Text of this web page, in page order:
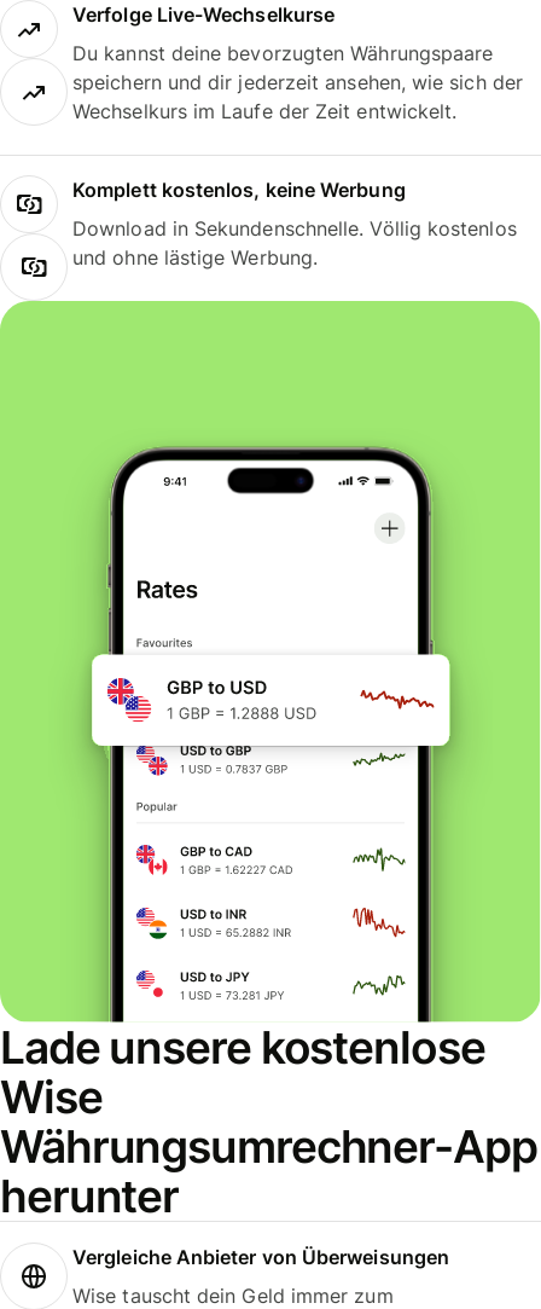
Verfolge Live-Wechselkurse
Du kannst deine bevorzugten Währungspaare
speichern und dir jederzeit ansehen, wie sich der
Wechselkurs im Laufe der Zeit entwickelt.
Komplett kostenlos, keine Werbung
Download in Sekundenschnelle. Völlig kostenlos
und ohne lästige Werbung.
Lade unsere kostenlose
Wise
Währungsumrechner-App
herunter
Vergleiche Anbieter von Überweisungen
Wise tauscht dein Geld immer zum